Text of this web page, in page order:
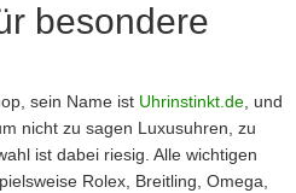
besondere
sein Name ist Uhrinstinkt.de, und
nicht zu sagen Luxusuhren, zu
ist dabei riesig. Alle wichtigen
Rolex, Breitling, Omega,